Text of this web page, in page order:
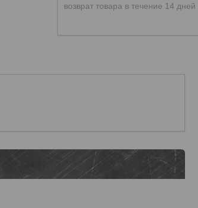
возврат товара в течение 14 дней